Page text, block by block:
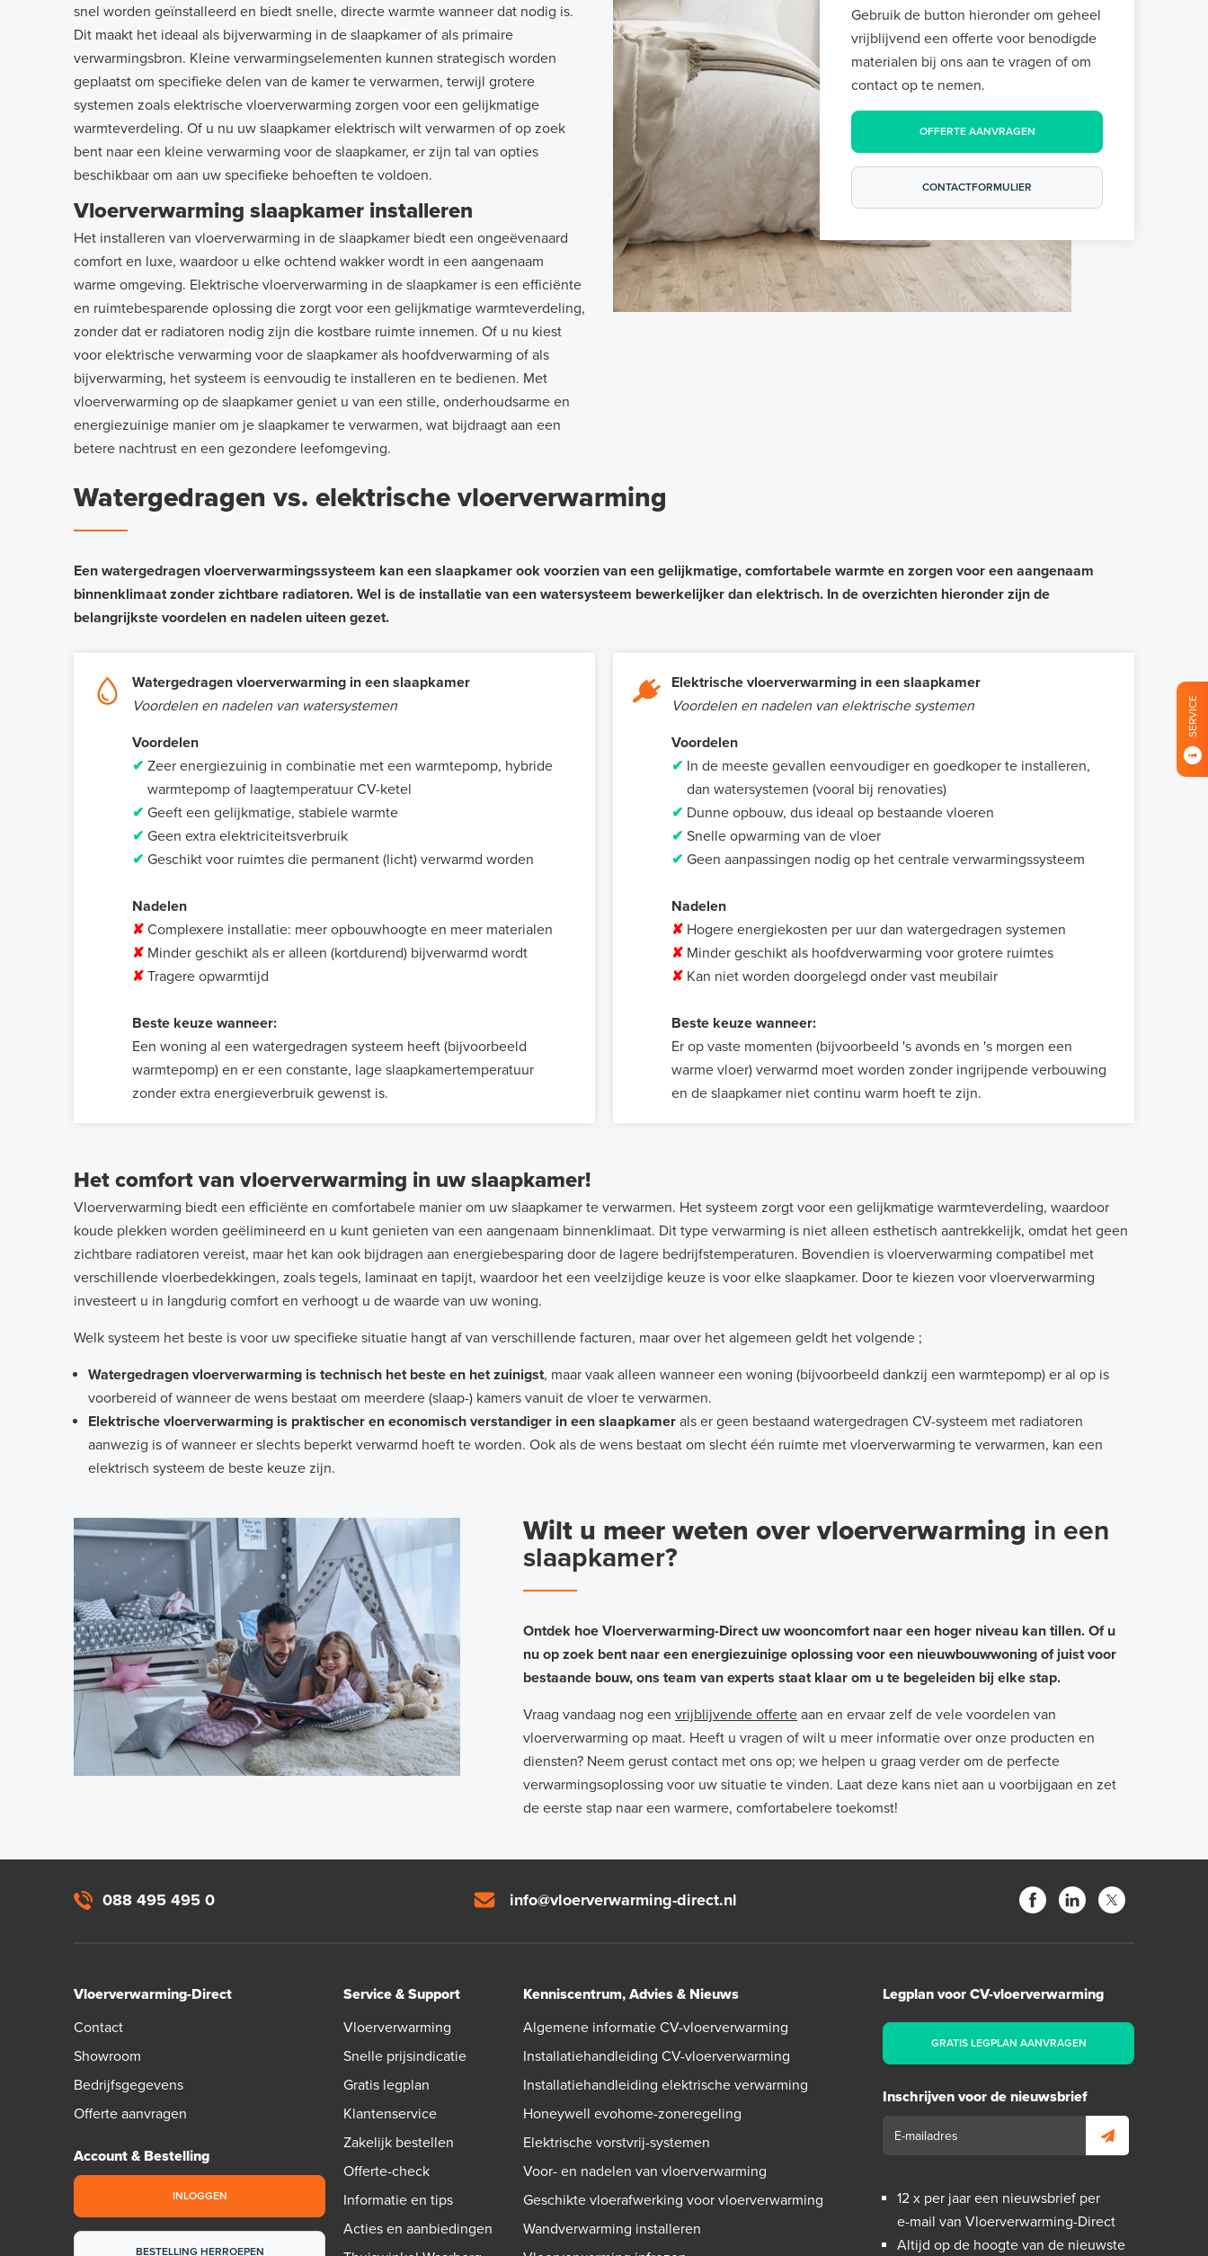
snel worden geïnstalleerd en biedt snelle, directe warmte wanneer dat nodig is.
Dit maakt het ideaal als bijverwarming in de slaapkamer of als primaire
verwarmingsbron. Kleine verwarmingselementen kunnen strategisch worden
geplaatst om specifieke delen van de kamer te verwarmen, terwijl grotere
systemen zoals elektrische vloerverwarming zorgen voor een gelijkmatige
warmteverdeling. Of u nu uw slaapkamer elektrisch wilt verwarmen of op zoek
bent naar een kleine verwarming voor de slaapkamer, er zijn tal van opties
beschikbaar om aan uw specifieke behoeften te voldoen.
Vloerverwarming slaapkamer installeren
Het installeren van vloerverwarming in de slaapkamer biedt een ongeëvenaard
comfort en luxe, waardoor u elke ochtend wakker wordt in een aangenaam
warme omgeving. Elektrische vloerverwarming in de slaapkamer is een efficiënte
en ruimtebesparende oplossing die zorgt voor een gelijkmatige warmteverdeling,
zonder dat er radiatoren nodig zijn die kostbare ruimte innemen. Of u nu kiest
voor elektrische verwarming voor de slaapkamer als hoofdverwarming of als
bijverwarming, het systeem is eenvoudig te installeren en te bedienen. Met
vloerverwarming op de slaapkamer geniet u van een stille, onderhoudsarme en
energiezuinige manier om je slaapkamer te verwarmen, wat bijdraagt aan een
betere nachtrust en een gezondere leefomgeving.
Gebruik de button hieronder om geheel
vrijblijvend een offerte voor benodigde
materialen bij ons aan te vragen of om
contact op te nemen.
OFFERTE AANVRAGEN
CONTACTFORMULIER
Watergedragen vs. elektrische vloerverwarming
Een watergedragen vloerverwarmingssysteem kan een slaapkamer ook voorzien van een gelijkmatige, comfortabele warmte en zorgen voor een aangenaam
binnenklimaat zonder zichtbare radiatoren. Wel is de installatie van een watersysteem bewerkelijker dan elektrisch. In de overzichten hieronder zijn de
belangrijkste voordelen en nadelen uiteen gezet.
Watergedragen vloerverwarming in een slaapkamer
Voordelen en nadelen van watersystemen
Voordelen
✔ Zeer energiezuinig in combinatie met een warmtepomp, hybride
warmtepomp of laagtemperatuur CV-ketel
✔ Geeft een gelijkmatige, stabiele warmte
✔ Geen extra elektriciteitsverbruik
✔ Geschikt voor ruimtes die permanent (licht) verwarmd worden
Nadelen
✘ Complexere installatie: meer opbouwhoogte en meer materialen
✘ Minder geschikt als er alleen (kortdurend) bijverwarmd wordt
✘ Tragere opwarmtijd
Beste keuze wanneer:
Een woning al een watergedragen systeem heeft (bijvoorbeeld
warmtepomp) en er een constante, lage slaapkamer­temperatuur
zonder extra energieverbruik gewenst is.
Elektrische vloerverwarming in een slaapkamer
Voordelen en nadelen van elektrische systemen
Voordelen
✔ In de meeste gevallen eenvoudiger en goedkoper te installeren,
dan watersystemen (vooral bij renovaties)
✔ Dunne opbouw, dus ideaal op bestaande vloeren
✔ Snelle opwarming van de vloer
✔ Geen aanpassingen nodig op het centrale verwarmingssysteem
Nadelen
✘ Hogere energiekosten per uur dan watergedragen systemen
✘ Minder geschikt als hoofdverwarming voor grotere ruimtes
✘ Kan niet worden doorgelegd onder vast meubilair
Beste keuze wanneer:
Er op vaste momenten (bijvoorbeeld 's avonds en 's morgen een
warme vloer) verwarmd moet worden zonder ingrijpende verbouwing
en de slaapkamer niet continu warm hoeft te zijn.
Het comfort van vloerverwarming in uw slaapkamer!
Vloerverwarming biedt een efficiënte en comfortabele manier om uw slaapkamer te verwarmen. Het systeem zorgt voor een gelijkmatige warmteverdeling, waardoor
koude plekken worden geëlimineerd en u kunt genieten van een aangenaam binnenklimaat. Dit type verwarming is niet alleen esthetisch aantrekkelijk, omdat het geen
zichtbare radiatoren vereist, maar het kan ook bijdragen aan energiebesparing door de lagere bedrijfstemperaturen. Bovendien is vloerverwarming compatibel met
verschillende vloerbedekkingen, zoals tegels, laminaat en tapijt, waardoor het een veelzijdige keuze is voor elke slaapkamer. Door te kiezen voor vloerverwarming
investeert u in langdurig comfort en verhoogt u de waarde van uw woning.
Welk systeem het beste is voor uw specifieke situatie hangt af van verschillende facturen, maar over het algemeen geldt het volgende ;
Watergedragen vloerverwarming is technisch het beste en het zuinigst, maar vaak alleen wanneer een woning (bijvoorbeeld dankzij een warmtepomp) er al op is
voorbereid of wanneer de wens bestaat om meerdere (slaap-) kamers vanuit de vloer te verwarmen.
Elektrische vloerverwarming is praktischer en economisch verstandiger in een slaapkamer als er geen bestaand watergedragen CV-systeem met radiatoren
aanwezig is of wanneer er slechts beperkt verwarmd hoeft te worden. Ook als de wens bestaat om slecht één ruimte met vloerverwarming te verwarmen, kan een
elektrisch systeem de beste keuze zijn.
Wilt u meer weten over vloerverwarming in een
slaapkamer?
Ontdek hoe Vloerverwarming-Direct uw wooncomfort naar een hoger niveau kan tillen. Of u
nu op zoek bent naar een energiezuinige oplossing voor een nieuwbouwwoning of juist voor
bestaande bouw, ons team van experts staat klaar om u te begeleiden bij elke stap.
Vraag vandaag nog een vrijblijvende offerte aan en ervaar zelf de vele voordelen van
vloerverwarming op maat. Heeft u vragen of wilt u meer informatie over onze producten en
diensten? Neem gerust contact met ons op; we helpen u graag verder om de perfecte
verwarmingsoplossing voor uw situatie te vinden. Laat deze kans niet aan u voorbijgaan en zet
de eerste stap naar een warmere, comfortabelere toekomst!
088 495 495 0 info@vloerverwarming-direct.nl
Vloerverwarming-Direct
Contact
Showroom
Bedrijfsgegevens
Offerte aanvragen
Account & Bestelling
INLOGGEN
BESTELLING HERROEPEN
Service & Support
Vloerverwarming
Snelle prijsindicatie
Gratis legplan
Klantenservice
Zakelijk bestellen
Offerte-check
Informatie en tips
Acties en aanbiedingen
Kenniscentrum, Advies & Nieuws
Algemene informatie CV-vloerverwarming
Installatiehandleiding CV-vloerverwarming
Installatiehandleiding elektrische verwarming
Honeywell evohome-zoneregeling
Elektrische vorstvrij-systemen
Voor- en nadelen van vloerverwarming
Geschikte vloerafwerking voor vloerverwarming
Wandverwarming installeren
Legplan voor CV-vloerverwarming
GRATIS LEGPLAN AANVRAGEN
Inschrijven voor de nieuwsbrief
12 x per jaar een nieuwsbrief per
e-mail van Vloerverwarming-Direct
Altijd op de hoogte van de nieuwste
SERVICE